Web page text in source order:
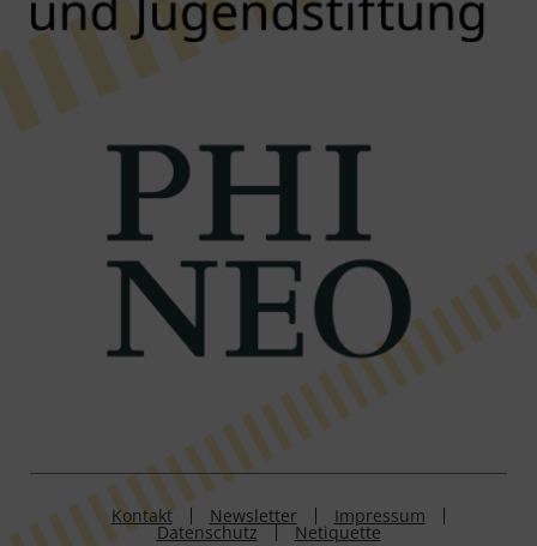
Kontakt Newsletter Impressum
Datenschutz Netiquette